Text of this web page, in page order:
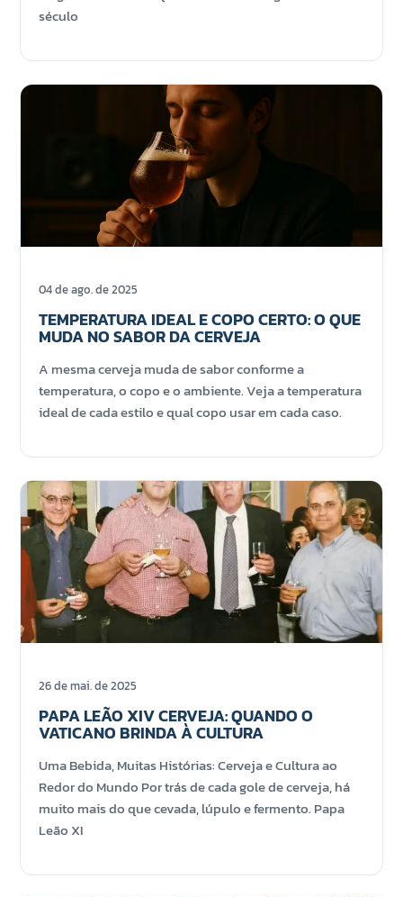
século
04 de ago. de 2025
TEMPERATURA IDEAL E COPO CERTO: O QUE
MUDA NO SABOR DA CERVEJA
A mesma cerveja muda de sabor conforme a
temperatura, o copo e o ambiente. Veja a temperatura
ideal de cada estilo e qual copo usar em cada caso.
26 de mai. de 2025
PAPA LEÃO XIV CERVEJA: QUANDO O
VATICANO BRINDA À CULTURA
Uma Bebida, Muitas Histórias: Cerveja e Cultura ao
Redor do Mundo Por trás de cada gole de cerveja, há
muito mais do que cevada, lúpulo e fermento. Papa
Leão XI